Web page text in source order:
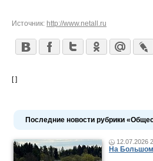
Источник: http://www.netall.ru
[ ]
Последние новости рубрики
12.07.2026
На Большом